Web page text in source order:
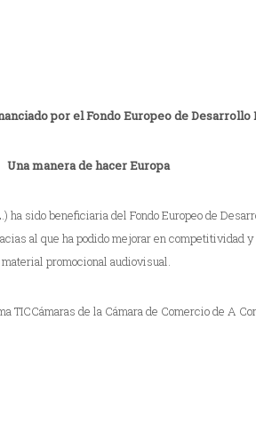
por el Fondo Europeo de Desarrollo
Una manera de hacer Europa
sido beneficiaria del Fondo Europeo de
al que ha podido mejorar en
promocional audiovisual.
TICCámaras de la Cámara de Comercio de A